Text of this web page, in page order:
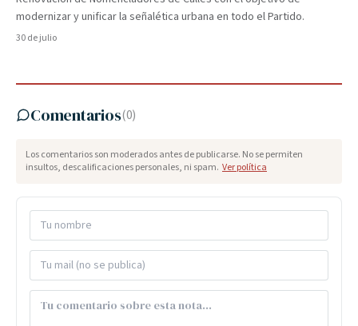
modernizar y unificar la señalética urbana en todo el Partido.
30 de julio
Comentarios(0)
Los comentarios son moderados antes de publicarse. No se permiten
insultos, descalificaciones personales, ni spam. Ver política